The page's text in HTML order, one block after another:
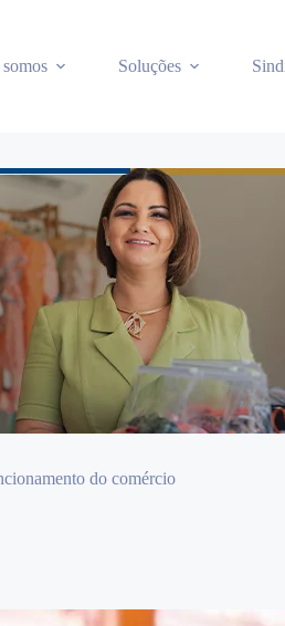
Soluções
do comércio